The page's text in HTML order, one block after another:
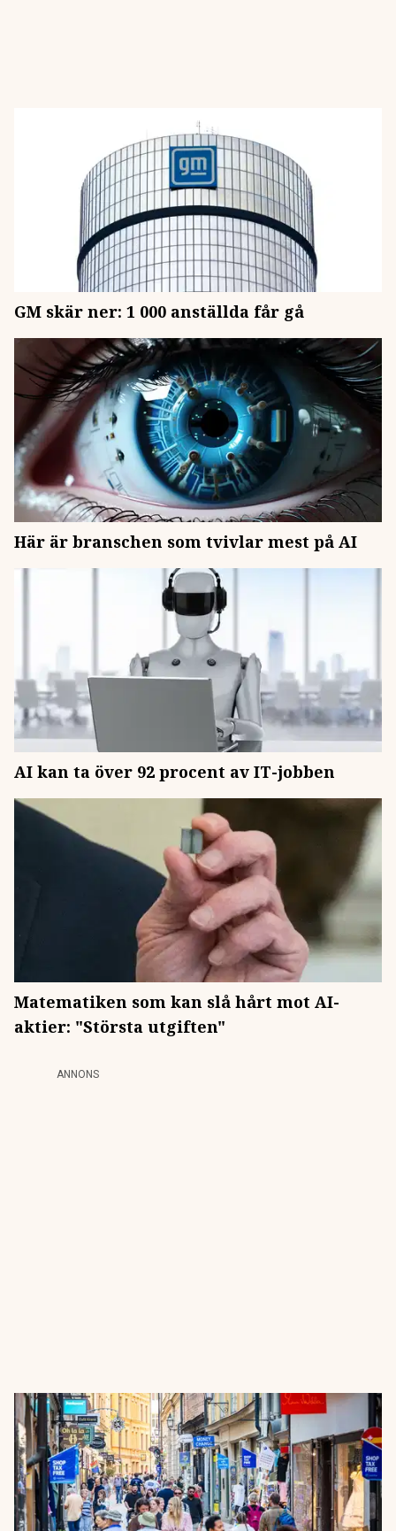
GM skär ner: 1 000 anställda får gå
Här är branschen som tvivlar mest på AI
AI kan ta över 92 procent av IT-jobben
Matematiken som kan slå hårt mot AI-
aktier: "Största utgiften"
ANNONS